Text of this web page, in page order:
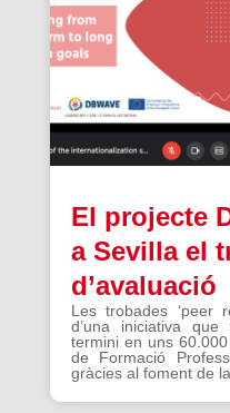
El projecte
a Sevilla el
d’avaluació
Les trobades ‘peer
d’una iniciativa
termini en uns
de Formació
gràcies al foment de